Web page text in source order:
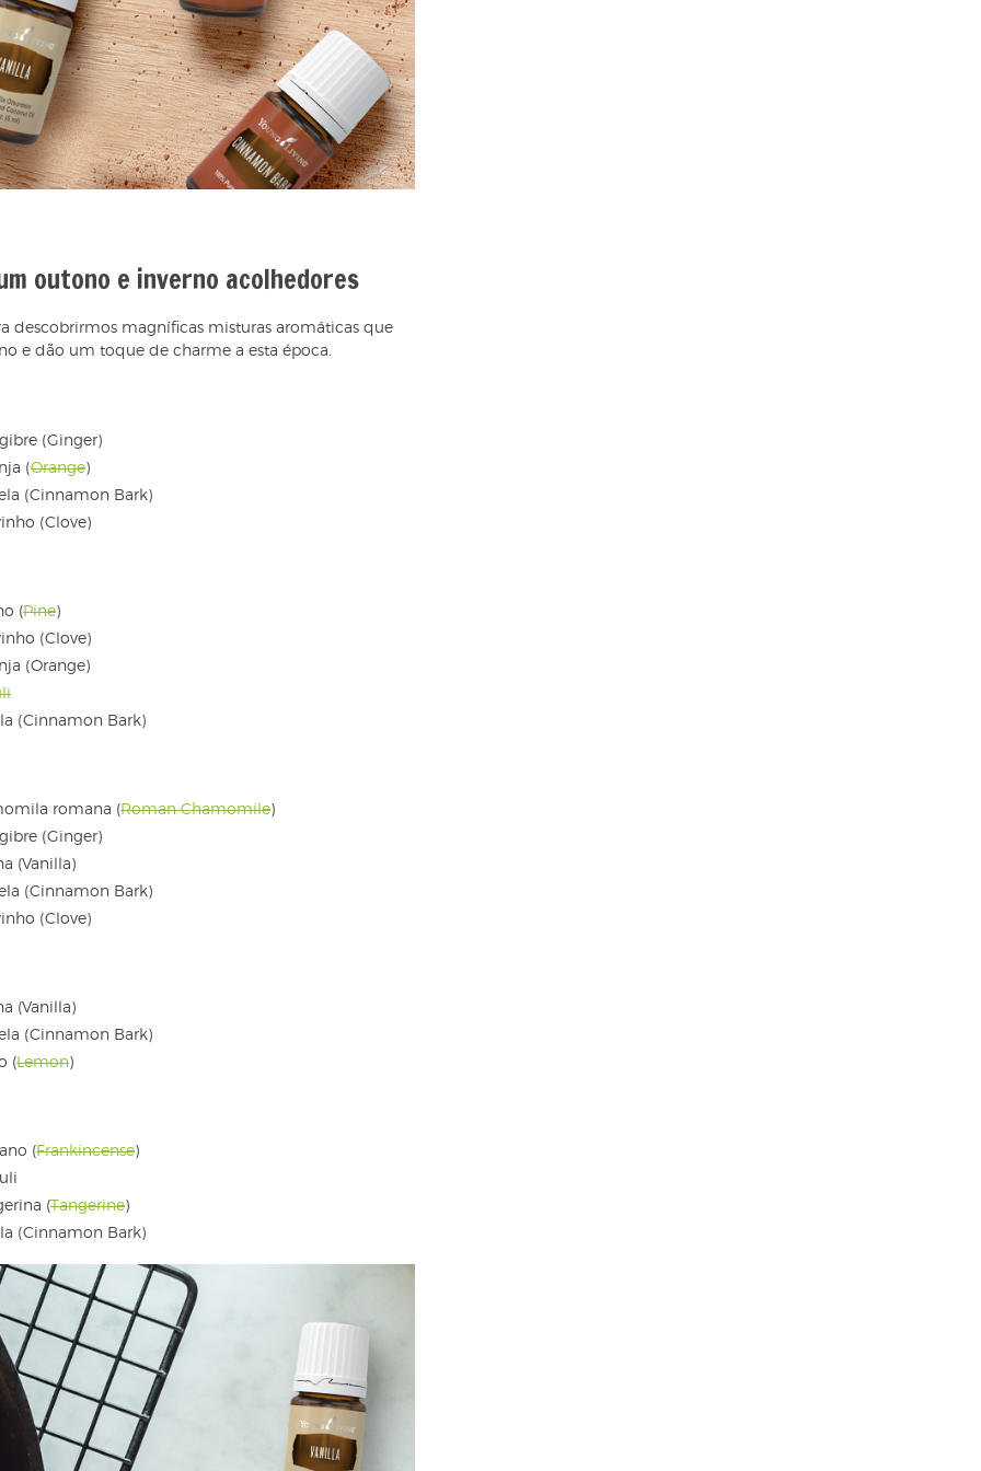
outono e inverno acolhedores
descobrirmos magníficas misturas aromáticas que
e dão um toque de charme a esta época.
(Ginger)
(Orange)
(Cinnamon Bark)
(Clove)
(Pine)
(Clove)
(Orange)
(Cinnamon Bark)
romana (Roman Chamomile)
(Ginger)
(Vanilla)
(Cinnamon Bark)
(Clove)
(Vanilla)
(Cinnamon Bark)
(Lemon)
(Frankincense)
(Tangerine)
(Cinnamon Bark)